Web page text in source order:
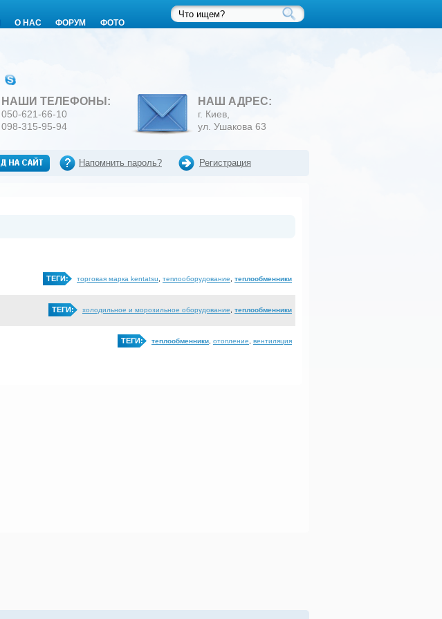
О НАС ФОРУМ ФОТО
НАШИ ТЕЛЕФОНЫ:
050-621-66-10
098-315-95-94
НАШ АДРЕС:
г. Киев,
ул. Ушакова 63
Напомнить пароль? Регистрация
ТЕГИ: торговая марка kentatsu теплооборудование теплообменники
ТЕГИ: холодильное и морозильное оборудование теплообменники
ТЕГИ: теплообменники отопление вентиляция